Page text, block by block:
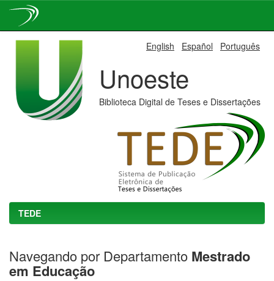
English Español Português
Unoeste
Biblioteca Digital de Teses e Dissertações
TEDE
Navegando por Departamento Mestrado
em Educação